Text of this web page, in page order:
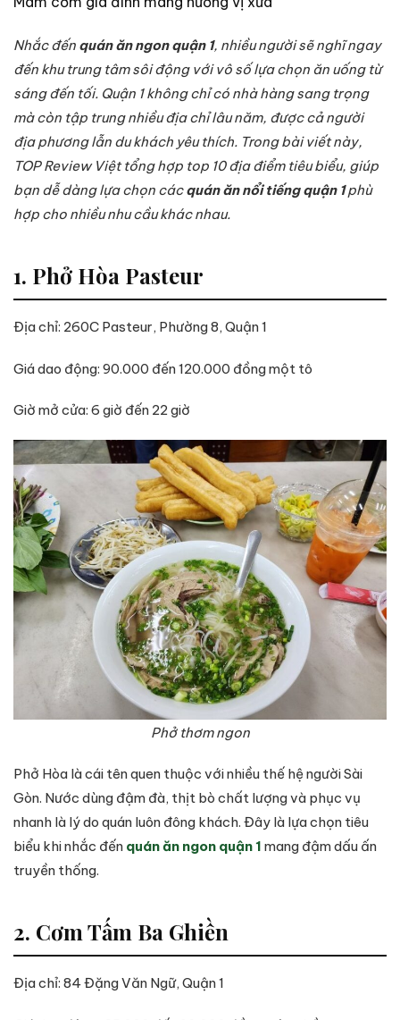
Nhắc đến quán ăn ngon quận 1, nhiều người sẽ nghĩ ngay
đến khu trung tâm sôi động với vô số lựa chọn ăn uống từ
sáng đến tối. Quận 1 không chỉ có nhà hàng sang trọng
mà còn tập trung nhiều địa chỉ lâu năm, được cả người
địa phương lẫn du khách yêu thích. Trong bài viết này,
TOP Review Việt tổng hợp top 10 địa điểm tiêu biểu, giúp
bạn dễ dàng lựa chọn cácquán ăn nổi tiếng quận 1phù
hợp cho nhiều nhu cầu khác nhau.
1. Phở Hòa Pasteur
Địa chỉ: 260C Pasteur, Phường 8, Quận 1
Giá dao động: 90.000 đến 120.000 đồng một tô
Giờ mở cửa: 6 giờ đến 22 giờ
Phở thơm ngon
Phở Hòa là cái tên quen thuộc với nhiều thế hệ người Sài
Gòn. Nước dùng đậm đà, thịt bò chất lượng và phục vụ
nhanh là lý do quán luôn đông khách. Đây là lựa chọn tiêu
biểu khi nhắc đến quán ăn ngon quận 1 mang đậm dấu ấn
truyền thống.
2. Cơm Tấm Ba Ghiền
Địa chỉ: 84 Đặng Văn Ngữ, Quận 1